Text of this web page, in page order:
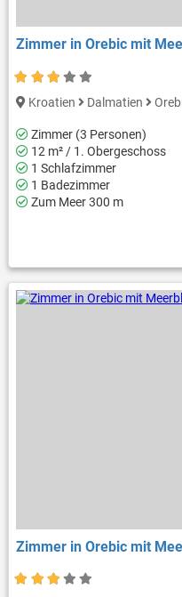
Zimmer in Orebic mit
Kroatien Dalmatien
Zimmer (3 Personen)
12 m² / 1. Obergeschoss
1 Schlafzimmer
1 Badezimmer
Zum Meer 300 m
Zimmer in Orebic mit